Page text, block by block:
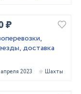
₽
доставка
2023 Шахты